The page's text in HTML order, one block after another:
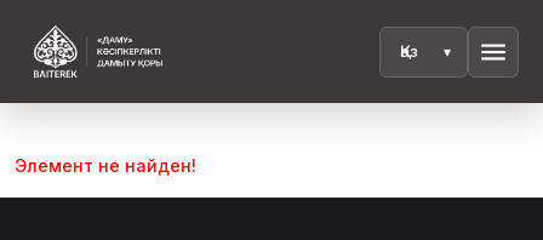
menu
Элемент не найден!